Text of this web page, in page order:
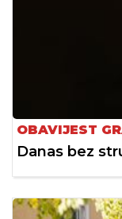
OBAVIJEST
Danas bez